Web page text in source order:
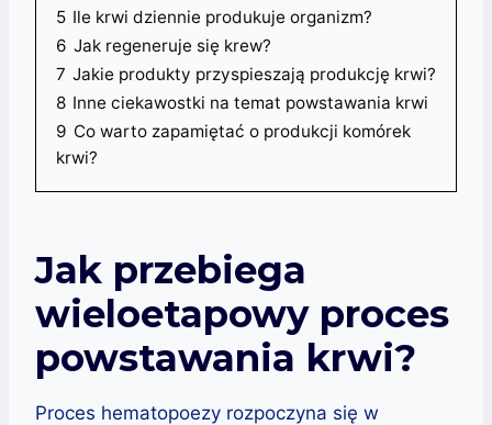
5 Ile krwi dziennie produkuje organizm?
6 Jak regeneruje się krew?
7 Jakie produkty przyspieszają produkcję krwi?
8 Inne ciekawostki na temat powstawania krwi
9 Co warto zapamiętać o produkcji komórek
krwi?
Jak przebiega
wieloetapowy proces
powstawania krwi?
Proces hematopoezy rozpoczyna się w